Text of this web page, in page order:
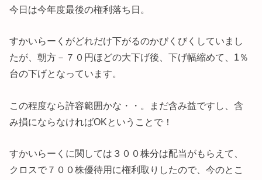
今日は今年度最後の権利落ち日。
すかいらーくがどれだけ下がるのかびくびくしていまし
たが、朝方－７０円ほどの大下げ後、下げ幅縮めて、1％
台の下げとなっています。
この程度なら許容範囲かな・・。まだ含み益ですし、含
み損にならなければOKということで！
すかいらーくに関しては３００株分は配当がもらえて、
クロスで７００株優待用に権利取りしたので、今のとこ